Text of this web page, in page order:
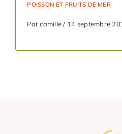
POISSON ET FRUITS DE MER
Par camille / 14 septembre